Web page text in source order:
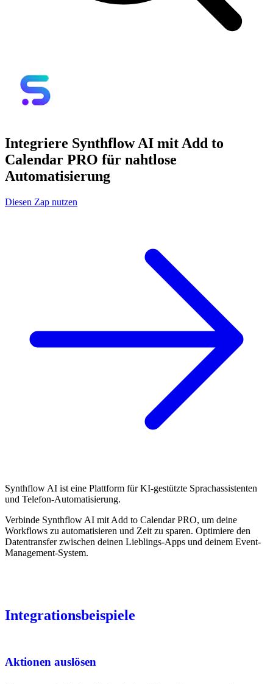
Integriere Synthflow AI mit Add to
Calendar PRO für nahtlose
Automatisierung
Diesen Zap nutzen
Synthflow AI ist eine Plattform für KI-gestützte Sprachassistenten
und Telefon-Automatisierung.
Verbinde Synthflow AI mit Add to Calendar PRO, um deine
Workflows zu automatisieren und Zeit zu sparen. Optimiere den
Datentransfer zwischen deinen Lieblings-Apps und deinem Event-
Management-System.
Integrationsbeispiele
Aktionen auslösen